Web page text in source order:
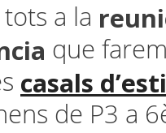
a la
que
casals
de P3 a